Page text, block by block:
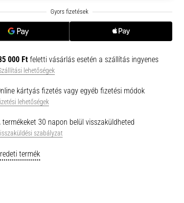
000 Ft feletti vásárlás esetén a szállítás ingyenes
lehetőségek
kártyás fizetés vagy egyéb fizetési módok
lehetőségek
termékeket 30 napon belül visszaküldheted
szabályzat
termék